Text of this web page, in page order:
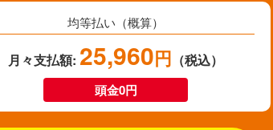
均等払い（概算）
月々支払額: 25,960円 （税込）
頭金0円